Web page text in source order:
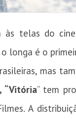
às telas do
o longa é o
mas
“Vitória” tem
A